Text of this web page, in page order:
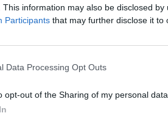
This information may also be disclosed
Participants that may further disclose it to
Data Processing Opt Outs
opt-out of the Sharing of my personal data.